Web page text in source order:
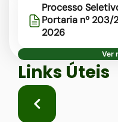
Processo
Portaria nº 203/
2026
Ver
Seção Links Úteis
Links Úteis